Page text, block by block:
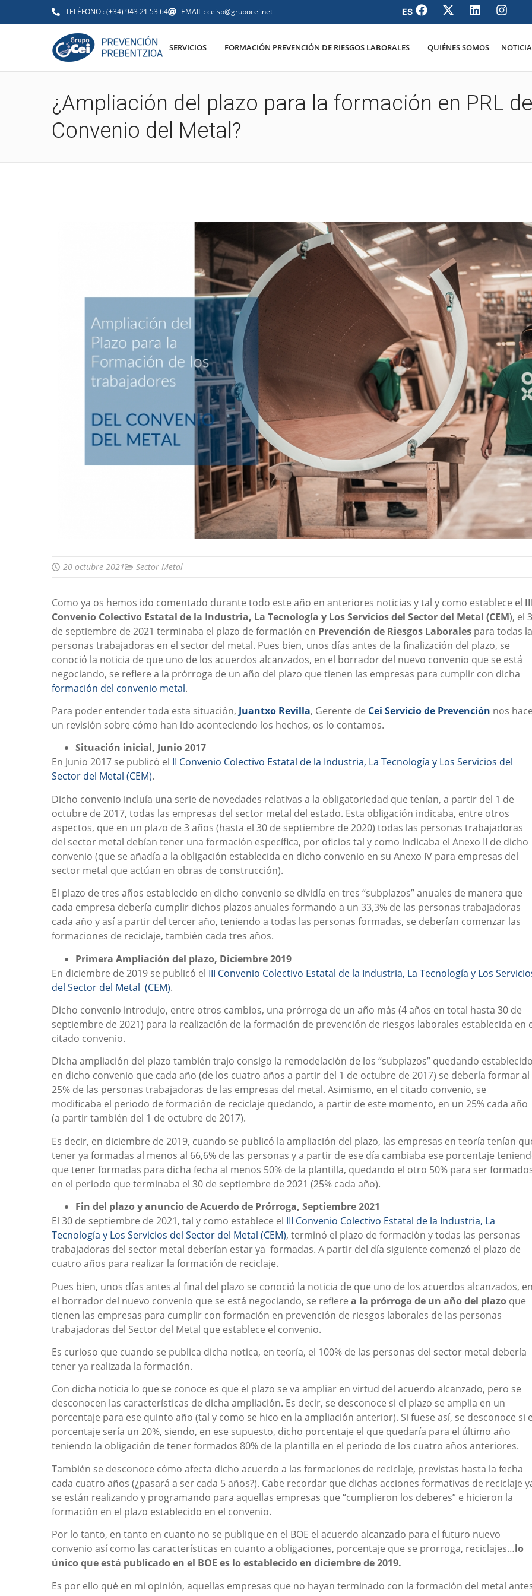
TELÉFONO : (+34) 943 21 53 64 EMAIL : ceisp@grupocei.net
SERVICIOS FORMACIÓN PREVENCIÓN DE RIESGOS LABORALES QUIÉNES SOMOS
¿Ampliación del plazo para la formación en PRL
Convenio del Metal?
20 octubre 2021 Sector Metal
Como ya os hemos ido comentado durante todo este año en anteriores noticias y tal y como establece el
Convenio Colectivo Estatal de la Industria, La Tecnología y Los Servicios del Sector del Metal (CEM), el
de septiembre de 2021 terminaba el plazo de formación en Prevención de Riesgos Laborales para todas
personas trabajadoras en el sector del metal. Pues bien, unos días antes de la finalización del plazo, se
conoció la noticia de que uno de los acuerdos alcanzados, en el borrador del nuevo convenio que se está
negociando, se refiere a la prórroga de un año del plazo que tienen las empresas para cumplir con dicha
formación del convenio metal.
Para poder entender toda esta situación, Juantxo Revilla, Gerente de Cei Servicio de Prevención nos hace
un revisión sobre cómo han ido aconteciendo los hechos, os lo contamos.
Situación inicial, Junio 2017
En Junio 2017 se publicó el II Convenio Colectivo Estatal de la Industria, La Tecnología y Los Servicios del
Sector del Metal (CEM).
Dicho convenio incluía una serie de novedades relativas a la obligatoriedad que tenían, a partir del 1 de
octubre de 2017, todas las empresas del sector metal del estado. Esta obligación indicaba, entre otros
aspectos, que en un plazo de 3 años (hasta el 30 de septiembre de 2020) todas las personas trabajadoras
del sector metal debían tener una formación específica, por oficios tal y como indicaba el Anexo II de dicho
convenio (que se añadía a la obligación establecida en dicho convenio en su Anexo IV para empresas del
sector metal que actúan en obras de construcción).
El plazo de tres años establecido en dicho convenio se dividía en tres “subplazos” anuales de manera que
cada empresa debería cumplir dichos plazos anuales formando a un 33,3% de las personas trabajadoras
cada año y así a partir del tercer año, teniendo a todas las personas formadas, se deberían comenzar las
formaciones de reciclaje, también cada tres años.
Primera Ampliación del plazo, Diciembre 2019
En diciembre de 2019 se publicó el III Convenio Colectivo Estatal de la Industria, La Tecnología y Los
del Sector del Metal (CEM).
Dicho convenio introdujo, entre otros cambios, una prórroga de un año más (4 años en total hasta 30 de
septiembre de 2021) para la realización de la formación de prevención de riesgos laborales establecida en
citado convenio.
Dicha ampliación del plazo también trajo consigo la remodelación de los “subplazos” quedando establecido
en dicho convenio que cada año (de los cuatro años a partir del 1 de octubre de 2017) se debería formar al
25% de las personas trabajadoras de las empresas del metal. Asimismo, en el citado convenio, se
modificaba el periodo de formación de reciclaje quedando, a partir de este momento, en un 25% cada año
(a partir también del 1 de octubre de 2017).
Es decir, en diciembre de 2019, cuando se publicó la ampliación del plazo, las empresas en teoría tenían
tener ya formadas al menos al 66,6% de las personas y a partir de ese día cambiaba ese porcentaje
que tener formadas para dicha fecha al menos 50% de la plantilla, quedando el otro 50% para ser
en el periodo que terminaba el 30 de septiembre de 2021 (25% cada año).
Fin del plazo y anuncio de Acuerdo de Prórroga, Septiembre 2021
El 30 de septiembre de 2021, tal y como establece el III Convenio Colectivo Estatal de la Industria, La
Tecnología y Los Servicios del Sector del Metal (CEM), terminó el plazo de formación y todas las personas
trabajadoras del sector metal deberían estar ya formadas. A partir del día siguiente comenzó el plazo de
cuatro años para realizar la formación de reciclaje.
Pues bien, unos días antes al final del plazo se conoció la noticia de que uno de los acuerdos alcanzados, en
el borrador del nuevo convenio que se está negociando, se refiere a la prórroga de un año del plazo que
tienen las empresas para cumplir con formación en prevención de riesgos laborales de las personas
trabajadoras del Sector del Metal que establece el convenio.
Es curioso que cuando se publica dicha notica, en teoría, el 100% de las personas del sector metal debería
tener ya realizada la formación.
Con dicha noticia lo que se conoce es que el plazo se va ampliar en virtud del acuerdo alcanzado, pero se
desconocen las características de dicha ampliación. Es decir, se desconoce si el plazo se amplia en un
porcentaje para ese quinto año (tal y como se hico en la ampliación anterior). Si fuese así, se desconoce si
porcentaje sería un 20%, siendo, en ese supuesto, dicho porcentaje el que quedaría para el último año
teniendo la obligación de tener formados 80% de la plantilla en el periodo de los cuatro años anteriores.
También se desconoce cómo afecta dicho acuerdo a las formaciones de reciclaje, previstas hasta la fecha
cada cuatro años (¿pasará a ser cada 5 años?). Cabe recordar que dichas acciones formativas de reciclaje
se están realizando y programando para aquellas empresas que “cumplieron los deberes” e hicieron la
formación en el plazo establecido en el convenio.
Por lo tanto, en tanto en cuanto no se publique en el BOE el acuerdo alcanzado para el futuro nuevo
convenio así como las características en cuanto a obligaciones, porcentaje que se prorroga, reciclajes…lo
único que está publicado en el BOE es lo establecido en diciembre de 2019.
Es por ello qué en mi opinión, aquellas empresas que no hayan terminado con la formación del metal